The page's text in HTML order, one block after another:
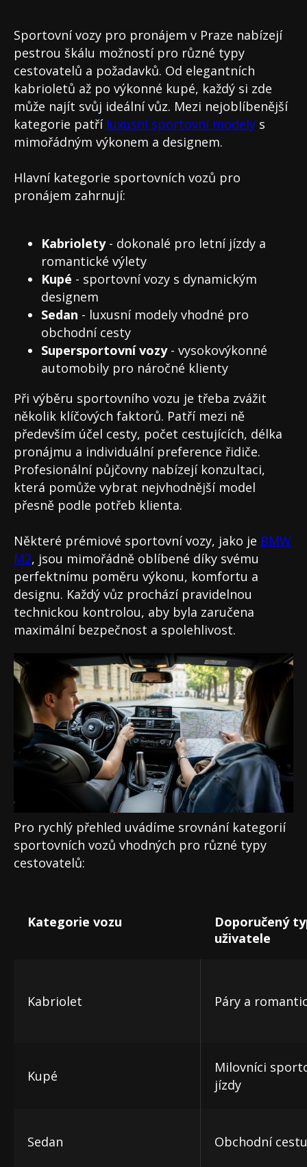
Sportovní vozy pro pronájem v Praze nabízejí
pestrou škálu možností pro různé typy
cestovatelů a požadavků. Od elegantních
kabrioletů až po výkonné kupé, každý si zde
může najít svůj ideální vůz. Mezi nejoblíbenější
kategorie patří luxusní sportovní modely s
mimořádným výkonem a designem.
Hlavní kategorie sportovních vozů pro
pronájem zahrnují:
Kabriolety- dokonalé pro letní jízdy a
romantické výlety
Kupé - sportovní vozy s dynamickým
designem
Sedan - luxusní modely vhodné pro
obchodní cesty
Supersportovní vozy- vysokovýkonné
automobily pro náročné klienty
Při výběru sportovního vozu je třeba zvážit
několik klíčových faktorů. Patří mezi ně
především účel cesty, počet cestujících, délka
pronájmu a individuální preference řidiče.
Profesionální půjčovny nabízejí konzultaci,
která pomůže vybrat nejvhodnější model
přesně podle potřeb klienta.
Některé prémiové sportovní vozy, jako je BMW
M2, jsou mimořádně oblíbené díky svému
perfektnímu poměru výkonu, komfortu a
designu. Každý vůz prochází pravidelnou
technickou kontrolou, aby byla zaručena
maximální bezpečnost a spolehlivost.
Pro rychlý přehled uvádíme srovnání kategorií
sportovních vozů vhodných pro různé typy
cestovatelů:
Kategorie vozu
Doporučený
uživatele
Kabriolet Páry a
Kupé
Milovníci
jízdy
Sedan Obchodní